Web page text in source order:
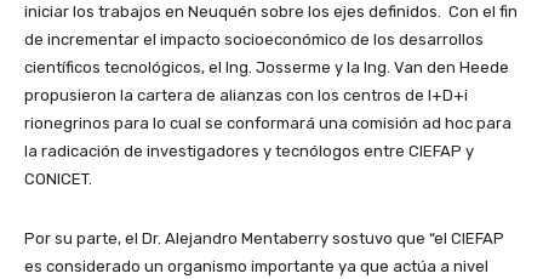
iniciar los trabajos en Neuquén sobre los ejes definidos. Con el fin
de incrementar el impacto socioeconómico de los desarrollos
científicos tecnológicos, el Ing. Josserme y la Ing. Van den Heede
propusieron la cartera de alianzas con los centros de I+D+i
rionegrinos para lo cual se conformará una comisión ad hoc para
la radicación de investigadores y tecnólogos entre CIEFAP y
CONICET.
Por su parte, el Dr. Alejandro Mentaberry sostuvo que “el CIEFAP
es considerado un organismo importante ya que actúa a nivel